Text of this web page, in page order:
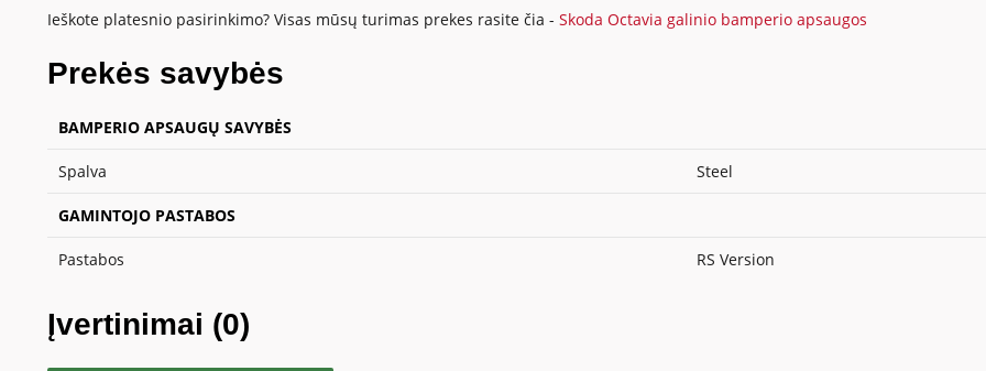
Ieškote platesnio pasirinkimo? Visas mūsų turimas prekes rasite čia - Skoda Octavia galinio bamperio apsaugos
Prekės savybės
BAMPERIO APSAUGŲ SAVYBĖS
Spalva Steel
GAMINTOJO PASTABOS
Pastabos RS Version
Įvertinimai (0)